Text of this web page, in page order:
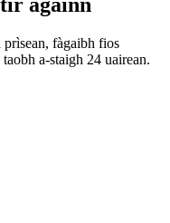
prìsean, fàgaibh fios
a-staigh 24 uairean.